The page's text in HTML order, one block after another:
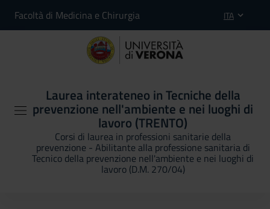
Facoltà di Medicina e Chirurgia ITA
Laurea interateneo in Tecniche della
prevenzione nell'ambiente e nei luoghi di
lavoro (TRENTO)
Corsi di laurea in professioni sanitarie della
prevenzione - Abilitante alla professione sanitaria di
Tecnico della prevenzione nell'ambiente e nei luoghi di
lavoro (D.M. 270/04)